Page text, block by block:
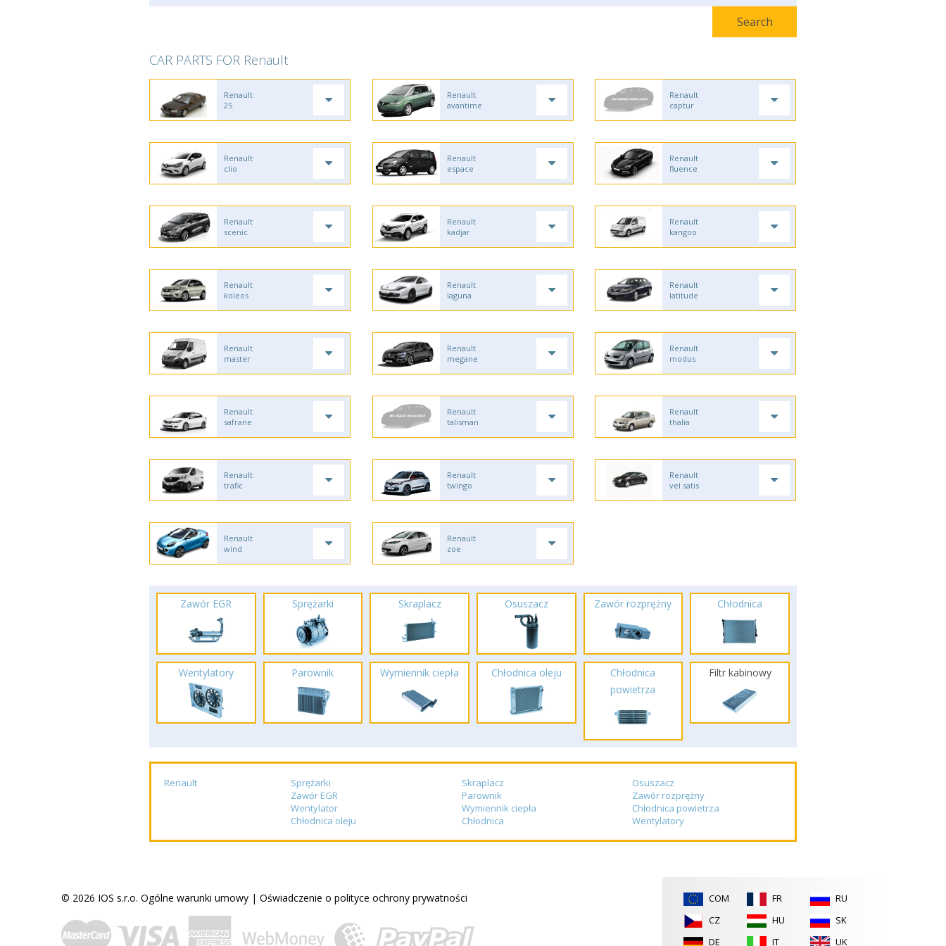
CAR PARTS FOR Renault
Renault
25
Renault
avantime
Renault
captur
Renault
clio
Renault
espace
Renault
fluence
Renault
scenic
Renault
kadjar
Renault
kangoo
Renault
koleos
Renault
laguna
Renault
latitude
Renault
master
Renault
megane
Renault
modus
Renault
safrane
Renault
talisman
Renault
thalia
Renault
trafic
Renault
twingo
Renault
vel satis
Renault
wind
Renault
zoe
Zawór EGR Sprężarki Skraplacz Osuszacz Zawór rozprężny Chłodnica
Wentylatory Parownik Wymiennik ciepła Chłodnica oleju
Chłodnica
powietrza
Filtr kabinowy
Renault Sprężarki Skraplacz
Osuszacz
Zawór EGR
Parownik
Zawór rozprężny
Wentylator
Wymiennik ciepła
Chłodnica powietrza
Chłodnica oleju
Chłodnica Wentylatory
© 2026 IOS s.r.o. Ogólne warunki umowy | Oświadczenie o polityce ochrony prywatności
COM
CZ
DE
FR
HU
IT
RU
SK
UK